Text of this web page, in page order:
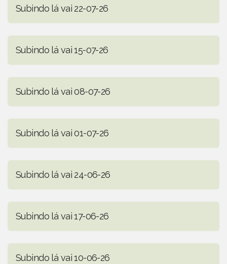
Subindo lá vai 22-07-26
Subindo lá vai 15-07-26
Subindo lá vai 08-07-26
Subindo lá vai 01-07-26
Subindo lá vai 24-06-26
Subindo lá vai 17-06-26
Subindo lá vai 10-06-26